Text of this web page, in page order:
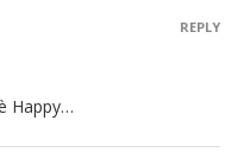
Happy…
REPLY